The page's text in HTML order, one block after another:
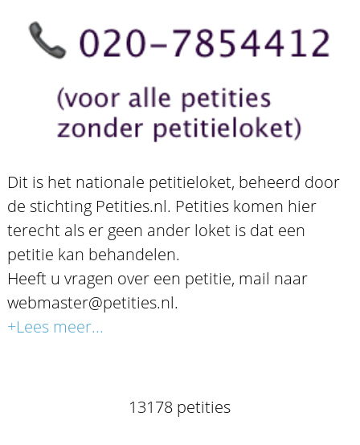
Dit is het nationale petitieloket, beheerd door
de stichting Petities.nl. Petities komen hier
terecht als er geen ander loket is dat een
petitie kan behandelen.
Heeft u vragen over een petitie, mail naar
webmaster@petities.nl.
+Lees meer...
13178 petities